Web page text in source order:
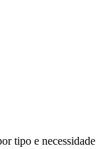
tipo e necessidade